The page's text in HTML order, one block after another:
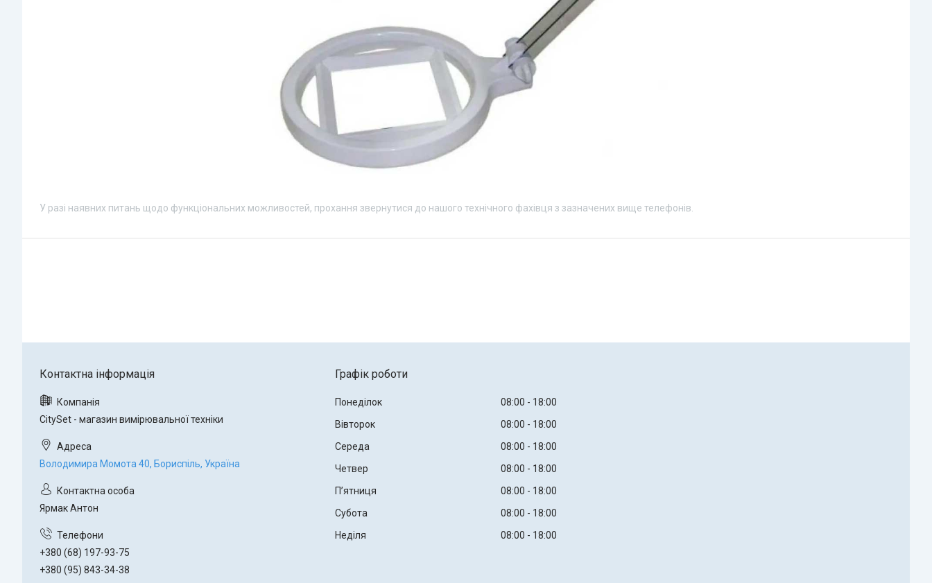
У разі наявних питань щодо функціональних можливостей, прохання звернутися до нашого технічного фахівця з зазначених вище телефонів.
CitySet - магазин вимірювальної техніки
Володимира Момота 40, Бориспіль, Україна
Ярмак Антон
+380 (68) 197-93-75
+380 (95) 843-34-38
Графік роботи
Понеділок 08:00
18:00
Вівторок
08:00
18:00
Середа
08:00
18:00
Четвер
08:00
18:00
Пʼятниця
08:00
18:00
Субота
08:00
18:00
Неділя
08:00 18:00